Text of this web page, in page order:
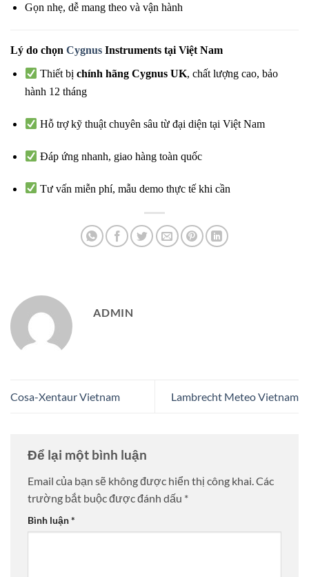
Gọn nhẹ, dễ mang theo và vận hành
Lý do chọn Cygnus Instruments tại Việt Nam
Thiết bịchính hãng Cygnus UK, chất lượng cao, bảo
hành 12 tháng
Hỗ trợ kỹ thuật chuyên sâu từ đại diện tại Việt Nam
Đáp ứng nhanh, giao hàng toàn quốc
Tư vấn miễn phí, mẫu demo thực tế khi cần
ADMIN
Cosa-Xentaur Vietnam Lambrecht Meteo Vietnam
Để lại một bình luận
Email của bạn sẽ không được hiển thị công khai. Các
trường bắt buộc được đánh dấu *
Bình luận*